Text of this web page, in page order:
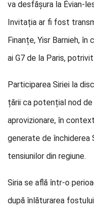
va desfășura la Évian-
Invitația ar fi fost
Finanțe, Yisr Barnieh,
ai G7 de la Paris,
Participarea Siriei la
țării ca potențial nod
aprovizionare, în
generate de închiderea
tensiunilor din regiune.
Siria se află într-o
după înlăturarea